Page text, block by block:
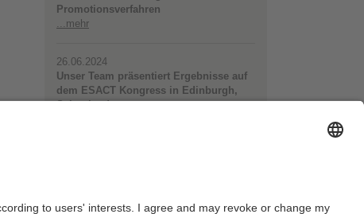
Promotionsverfahren
...mehr
26.06.2024
Unser Team präsentiert Ergebnisse auf
dem ESACT Kongress in Edinburgh,
Schottland